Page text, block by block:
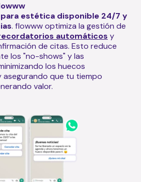
estética disponible 24/7 y
. flowww optimiza la gestión de
automáticos y
de citas. Esto reduce
los "no-shows" y las
los huecos
que tu tiempo
valor.